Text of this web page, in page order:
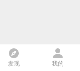
发现 我的